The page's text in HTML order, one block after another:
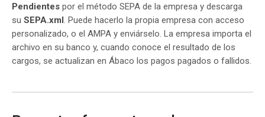
Pendientes por el método SEPA de la empresa y descarga
su SEPA.xml. Puede hacerlo la propia empresa con acceso
personalizado, o el AMPA y enviárselo. La empresa importa el
archivo en su banco y, cuando conoce el resultado de los
cargos, se actualizan en Ábaco los pagos pagados o fallidos.